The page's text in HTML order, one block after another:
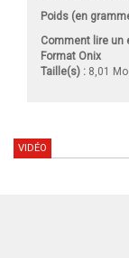
Poids (en
Comment lire un
Format Onix
Taille(s) : 8,01 Mo
VIDÉO